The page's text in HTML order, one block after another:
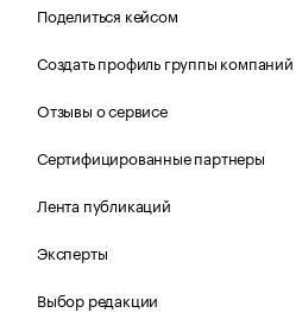
Поделиться кейсом
Создать профиль группы компаний
Отзывы о сервисе
Сертифицированные партнеры
Лента публикаций
Эксперты
Выбор редакции